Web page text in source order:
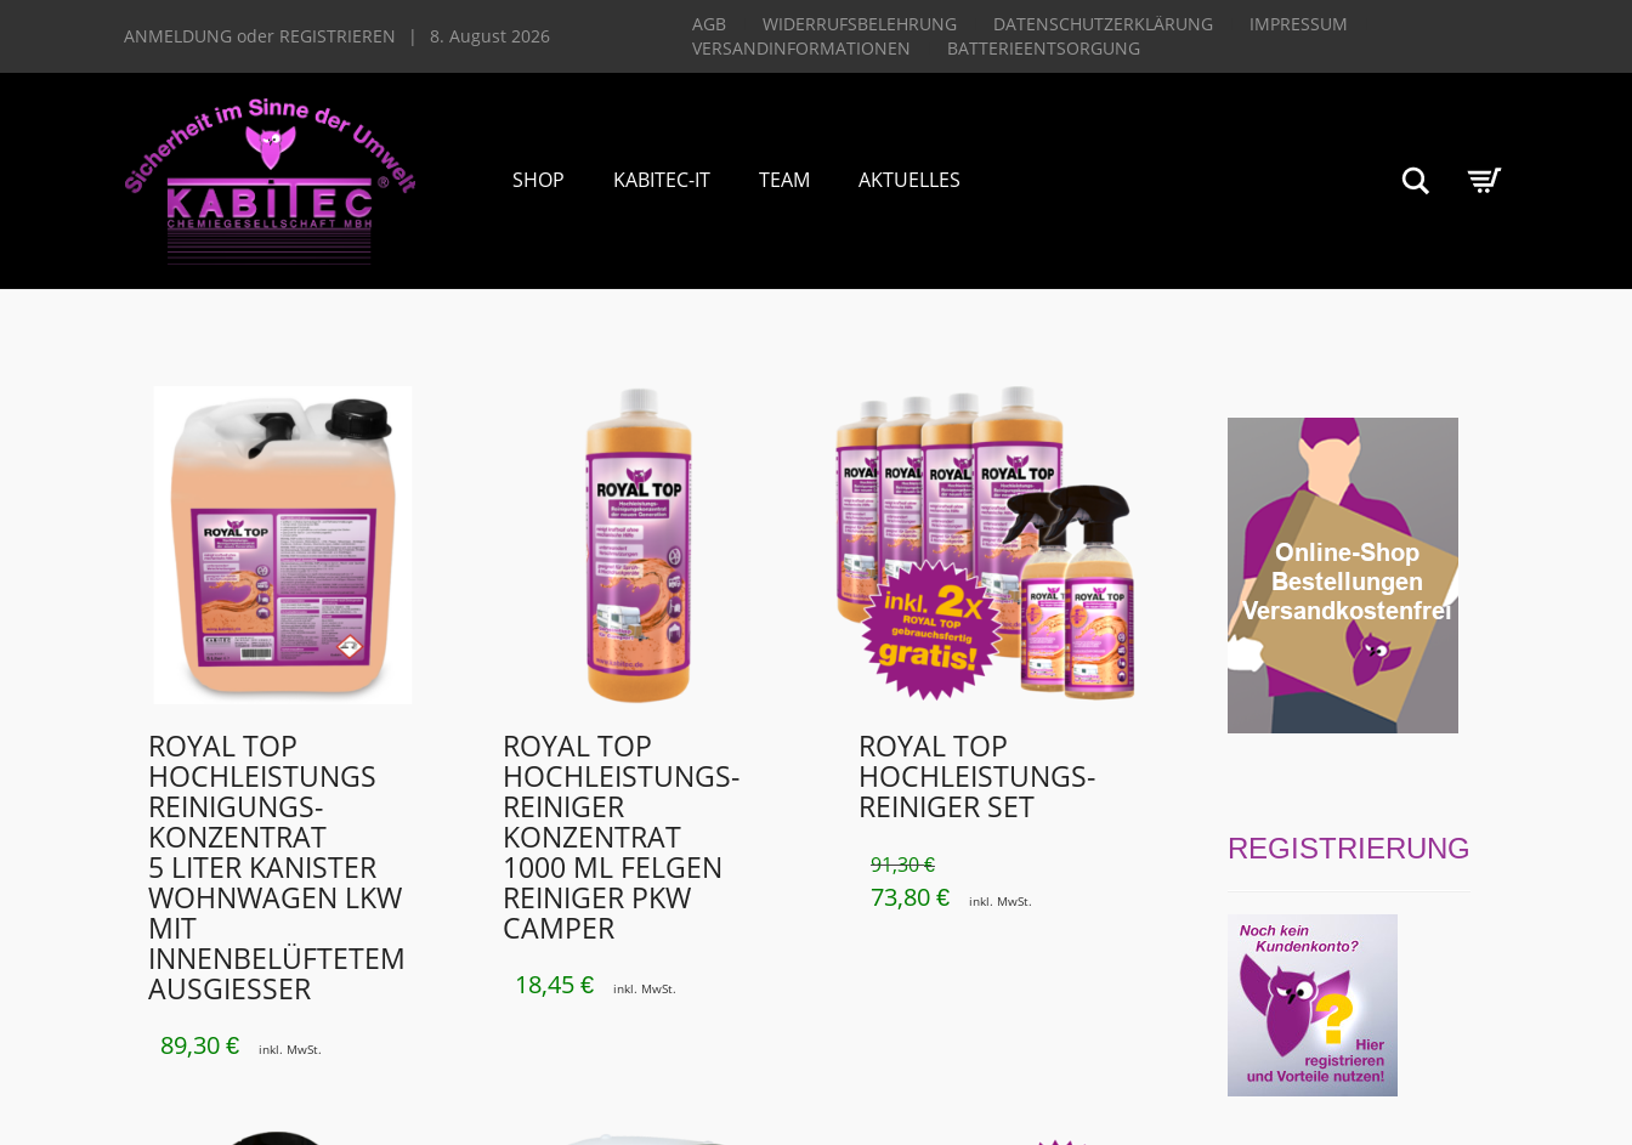
ANMELDUNG oder REGISTRIEREN | 8. August 2026
AGB WIDERRUFSBELEHRUNG DATENSCHUTZERKLÄRUNG
IMPRESSUM
VERSANDINFORMATIONEN
BATTERIEENTSORGUNG
SHOP KABITEC-IT TEAM AKTUELLES Suchen
ROYAL TOP
HOCHLEISTUNGS
REINIGUNGS­
KONZENTRAT
5 LITER KANISTER
WOHNWAGEN LKW
MIT
INNENBELÜFTETEM
AUSGIESSER
89,30 € inkl. MwSt.
ROYAL TOP
HOCHLEISTUNGS­
REINIGER
KONZENTRAT
1000 ML FELGEN
REINIGER PKW
CAMPER
18,45€ inkl. MwSt.
ROYAL TOP
HOCHLEISTUNGS­
REINIGER SET
91,30€
URSPRÜNGLICHER
73,80 €AKTUELLER
inkl. MwSt.
REGISTRIERUNG